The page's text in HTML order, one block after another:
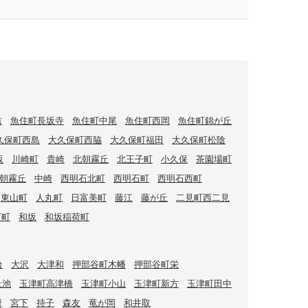
魚住町長坂寺 魚住町中尾 魚住町西岡
魚住町錦が丘
保町西島
大久保町西脇 大久保町福田
大久保町松陰
川崎町 貴崎 北朝霧丘 北王子町 小久保
茶園場町
霧丘
中崎 西明石北町 西明石町
西明石西町
東山町
人丸町 日富美町 藤江 藤が丘
二見町西二見
和坂 和坂稲荷町
大沢 大津和 押部谷町木幡
押部谷町栄
池
玉津町高津橋 玉津町小山 玉津町新方
玉津町田中
宮下 持子 森友 竜が岡 和井取